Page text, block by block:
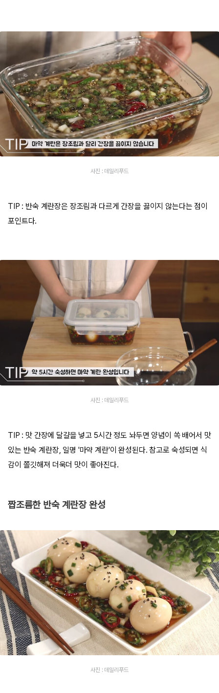
사진 : 데일리푸드
TIP : 반숙 계란장은 장조림과 다르게 간장을 끓이지 않는다는 점이
포인트다.
사진 : 데일리푸드
TIP : 맛 간장에 달걀을 넣고 5시간 정도 놔두면 양념이 쏙 배어서 맛
있는 반숙 계란장, 일명 '마약 계란'이 완성된다. 참고로 숙성되면 식
감이 쫄깃해져 더욱더 맛이 좋아진다.
짭조름한 반숙 계란장 완성
사진 : 데일리푸드